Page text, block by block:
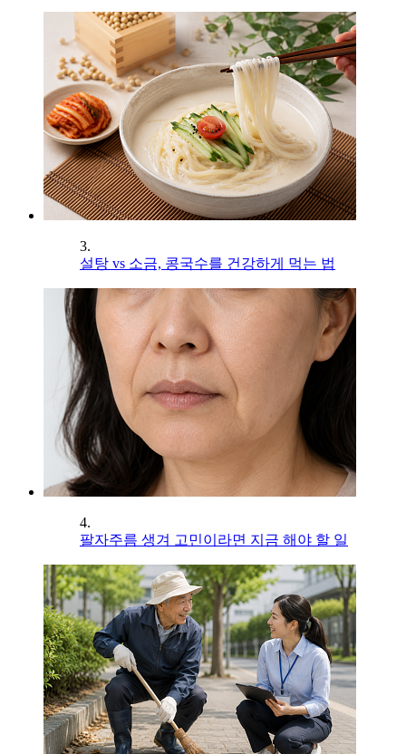
3.
설탕 vs 소금, 콩국수를 건강하게 먹는 법
4.
팔자주름 생겨 고민이라면 지금 해야 할 일